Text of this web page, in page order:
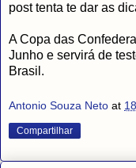
post tenta te dar as
A Copa das
Junho e servirá de
Brasil.
Antonio Souza Neto at
Compartilhar